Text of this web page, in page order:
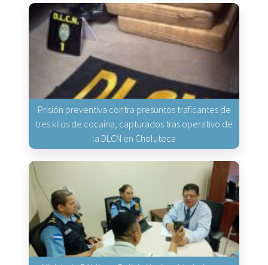
Prisión preventiva contra presuntos traficantes de
tres kilos de cocaína, capturados tras operativo de
la DLCN en Choluteca